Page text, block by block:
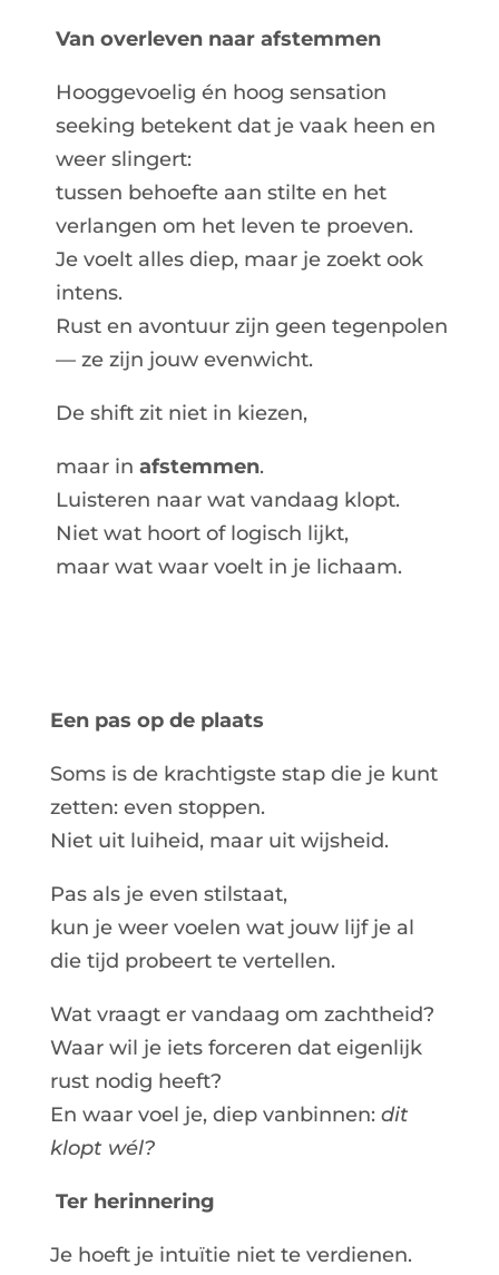
Van overleven naar afstemmen
Hooggevoelig én hoog sensation
seeking betekent dat je vaak heen en
weer slingert:
tussen behoefte aan stilte en het
verlangen om het leven te proeven.
Je voelt alles diep, maar je zoekt ook
intens.
Rust en avontuur zijn geen tegenpolen
— ze zijn jouw evenwicht.
De shift zit niet in kiezen,
maar in afstemmen.
Luisteren naar wat vandaag klopt.
Niet wat hoort of logisch lijkt,
maar wat waar voelt in je lichaam.
Een pas op de plaats
Soms is de krachtigste stap die je kunt
zetten: even stoppen.
Niet uit luiheid, maar uit wijsheid.
Pas als je even stilstaat,
kun je weer voelen wat jouw lijf je al
die tijd probeert te vertellen.
Wat vraagt er vandaag om zachtheid?
Waar wil je iets forceren dat eigenlijk
rust nodig heeft?
En waar voel je, diep vanbinnen: dit
klopt wél?
Ter herinnering
Je hoeft je intuïtie niet te verdienen.